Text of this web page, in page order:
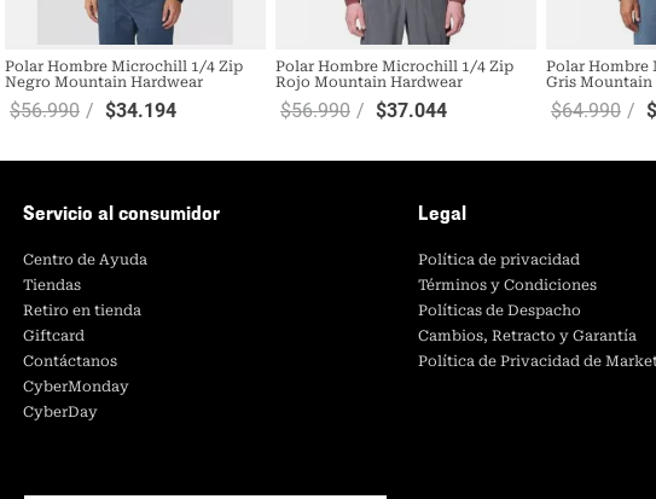
Polar Hombre Microchill 1/4 Zip
Negro Mountain Hardwear
$56.990 $34.194
Polar Hombre Microchill 1/4 Zip
Rojo Mountain Hardwear
$56.990 $37.044
Polar
Gris Mountain
$64.990 $
Servicio al consumidor
Centro de Ayuda
Tiendas
Retiro en tienda
Giftcard
Contáctanos
CyberMonday
CyberDay
Legal
Política de privacidad
Términos y Condiciones
Políticas de Despacho
Cambios, Retracto y Garantía
Política de Privacidad de